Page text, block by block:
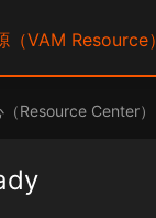
（VAM Resource）
Resource Center）